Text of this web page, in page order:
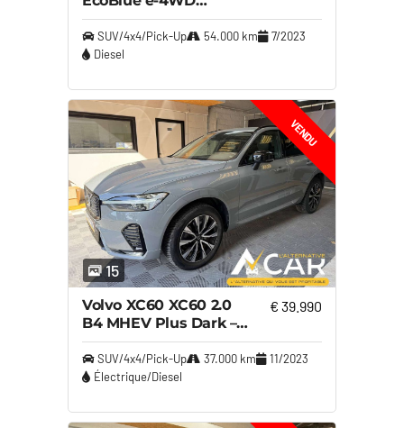
Wildtrak – GARANTIE
12MSUV/4x4/Pick-Up 54.000 km
7/2023
Diesel
VENDU
15
Volvo XC60 XC60 2.0
B4 MHEV Plus Dark –
GARANTIE VOLVO
10/2027
€ 39.990
SUV/4x4/Pick-Up 37.000 km
11/2023
Électrique/Diesel